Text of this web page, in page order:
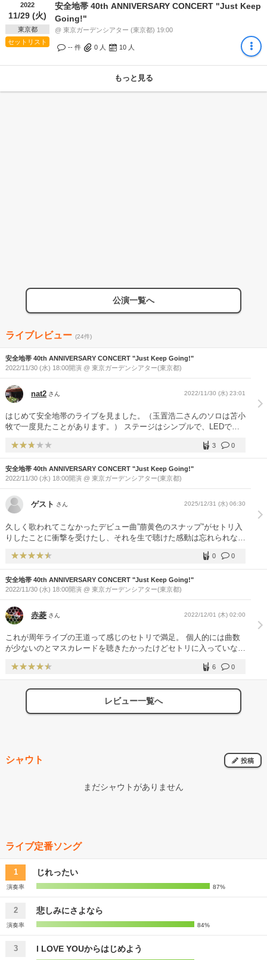
2022
11/29 (火)
東京都
セットリスト
安全地帯 40th ANNIVERSARY CONCERT "Just Keep
Going!"
@ 東京ガーデンシアター (東京都) 19:00
-- 件 0 人 10 人
もっと見る
公演一覧へ
ライブレビュー (24件)
安全地帯 40th ANNIVERSARY CONCERT "Just Keep Going!"
2022/11/30 (水) 18:00開演 @ 東京ガーデンシアター(東京都)
nat2 さん 2022/11/30 (水) 23:01
はじめて安全地帯のライブを見ました。（玉置浩二さんのソロは苫小
牧で一度見たことがあります。） ステージはシンプルで、LEDでは
し感じさせる、はっきりとした色使いで、私はすごく良かったです。
本編ではmcを挟まず、曲間の間もあまりなく進み、聞き心地がすご
く良かった。 そしてツインドラムなんですね。コーラスも3人いて、
しっかりとサポートメンバーがついてました。 自分が小学生の頃、
トップテンでよく見た曲がたくさん演奏され、周りにいたおじさま、
おばさま方はたまらなかったのではないかと思います。 最初は大人
しく座ってましたが、スタンドも、じれったいの時は、周りは総立ち
でした。
0
3
安全地帯 40th ANNIVERSARY CONCERT "Just Keep Going!"
2022/11/30 (水) 18:00開演 @ 東京ガーデンシアター(東京都)
ゲスト さん 2025/12/31 (水) 06:30
久しく歌われてこなかったデビュー曲”萠黄色のスナップ”がセトリ入
りしたことに衝撃を受けたし、それを生で聴けた感動は忘れられな
0
0
安全地帯 40th ANNIVERSARY CONCERT "Just Keep Going!"
2022/11/30 (水) 18:00開演 @ 東京ガーデンシアター(東京都)
赤菱 さん 2022/12/01 (木) 02:00
これが周年ライブの王道って感じのセトリで満足。 個人的には曲数
が少ないのとマスカレードを聴きたかったけどセトリに入っていなか
を入れたり最新作のアルバム曲を入れたりするミュージシャンから比
べたら間違いなく潔の良いセトリだと思う。 周年ライブって言うの
はベタでいいのだと思うな。 自分の中では佐野元春の35周年、35曲
と2018年の椎名林檎に次いで安全地帯40周年がベスト3に入る周年ラ
イブだったな。 しつこいけど、曲数を20〜22曲くらいだったら完璧
けたことにも驚愕。 大体、若いミュージシャンでも4〜5曲に1度は
MCを挟んで呼吸を整えたりするもんだけど、あの年齢で100分を歌
せつけてくれた気がした。 シンフォニーで観る玉置浩二にはなかっ
観られることない編成で、サウンド的にはドゥービーブラザースやオ
ールマン・ブラザース・バンドのような深みと厚みがあり、生ドラム
なのに2つあることで複雑な拍子を出しているプレイは打ち込みさえ
もドラム2台で簡単に出してしまうように感じた。 それと久々に
AMAZONSのコーラスを聴けたことや初めてトオミヨオを生で観られ
たことも個人的にはラッキーだった。 父親の須藤晃は僕らの世代か
らしたら、間違いなく知らず知らずの内に耳に入ってきていた名プロ
デューサーだったし、玉置浩二のプロデュースをしていたその子供の
プレイを、しかも安全地帯で観られるのは感慨深い。
0
6
レビュー一覧へ
シャウト 投稿
まだシャウトがありません
ライブ定番ソング
1 じれったい
演奏率 87%
2 悲しみにさよなら
演奏率 84%
3 I LOVE YOUからはじめよう